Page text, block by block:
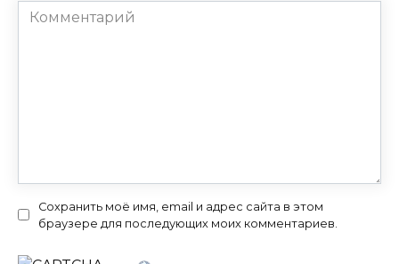
Комментарий
Сохранить моё имя, email и адрес сайта в этом
браузере для последующих моих комментариев.